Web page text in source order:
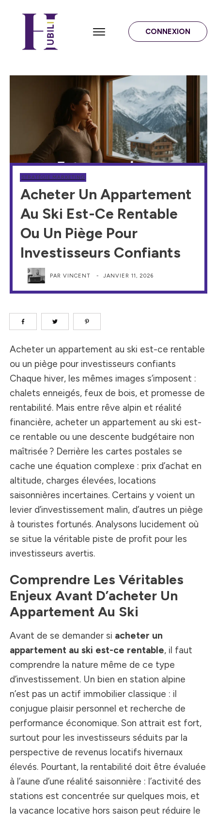
CONNEXION
STRATÉGIE MARKETING
Acheter Un Appartement
Au Ski Est-Ce Rentable
Ou Un Piège Pour
Investisseurs Confiants
PARVINCENT -JANVIER 11, 2026
Acheter un appartement au ski est-ce rentable
ou un piège pour investisseurs confiants
Chaque hiver, les mêmes images s’imposent :
chalets enneigés, feux de bois, et promesse de
rentabilité. Mais entre rêve alpin et réalité
financière, acheter un appartement au ski est-
ce rentable ou une descente budgétaire non
maîtrisée ? Derrière les cartes postales se
cache une équation complexe : prix d’achat en
altitude, charges élevées, locations
saisonnières incertaines. Certains y voient un
levier d’investissement malin, d’autres un piège
à touristes fortunés. Analysons lucidement où
se situe la véritable piste de profit pour les
investisseurs avertis.
Comprendre Les Véritables
Enjeux Avant D’acheter Un
Appartement Au Ski
Avant de se demander si acheter un
appartement au ski est-ce rentable, il faut
comprendre la nature même de ce type
d’investissement. Un bien en station alpine
n’est pas un actif immobilier classique : il
conjugue plaisir personnel et recherche de
performance économique. Son attrait est fort,
surtout pour les investisseurs séduits par la
perspective de revenus locatifs hivernaux
élevés. Pourtant, la rentabilité doit être évaluée
à l’aune d’une réalité saisonnière : l’activité des
stations est concentrée sur quelques mois, et
la vacance locative hors saison peut réduire le